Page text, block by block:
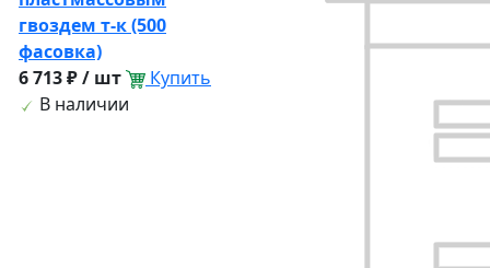
гвоздем т-к (500
фасовка)
6 713 ₽ / шт
Купить
В наличии